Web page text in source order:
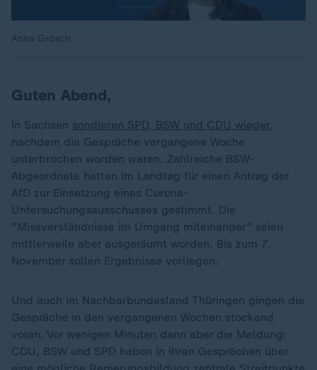
Anna Grösch
Guten Abend,
in Sachsen sondieren SPD, BSW und CDU wieder,
nachdem die Gespräche vergangene Woche
unterbrochen worden waren. Zahlreiche BSW-
Abgeordnete hatten im Landtag für einen Antrag der
AfD zur Einsetzung eines Corona-
Untersuchungsausschusses gestimmt. Die
"Missverständnisse im Umgang miteinander" seien
mittlerweile aber ausgeräumt worden. Bis zum 7.
November sollen Ergebnisse vorliegen.
Und auch im Nachbarbundesland Thüringen gingen die
Gespräche in den vergangenen Wochen stockend
voran. Vor wenigen Minuten dann aber die Meldung:
CDU, BSW und SPD haben in ihren Gesprächen über